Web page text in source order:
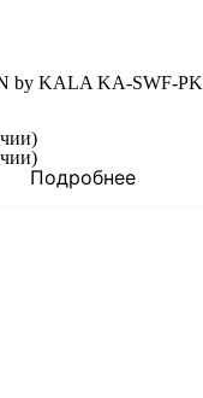
by KALA KA-SWF-PK
Подробнее